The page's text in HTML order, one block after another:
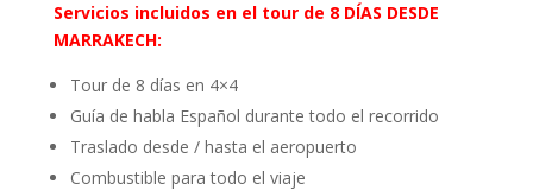
Servicios incluidos en el tour de 8 DÍAS DESDE
MARRAKECH:
Tour de 8 días en 4×4
Guía de habla Español durante todo el recorrido
Traslado desde / hasta el aeropuerto
Combustible para todo el viaje